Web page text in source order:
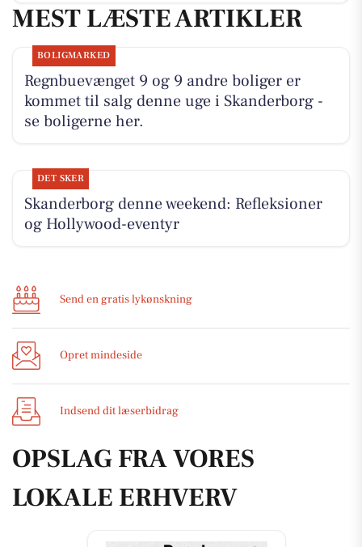
MEST LÆSTE ARTIKLER
BOLIGMARKED
Regnbuevænget 9 og 9 andre boliger er
kommet til salg denne uge i Skanderborg -
se boligerne her.
DET SKER
Skanderborg denne weekend: Refleksioner
og Hollywood-eventyr
Send en gratis lykønskning
Opret mindeside
Indsend dit læserbidrag
OPSLAG FRA VORES
LOKALE ERHVERV